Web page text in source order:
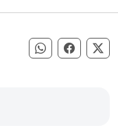
Compartir